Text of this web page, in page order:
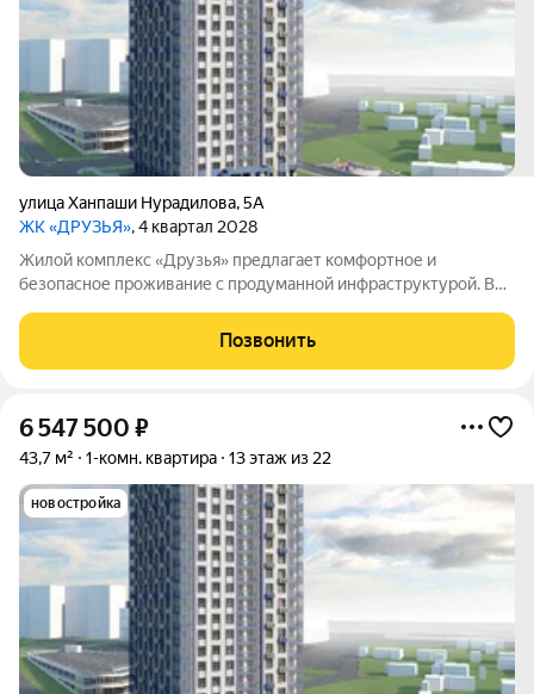
улица Ханпаши Нурадилова,5А
ЖК «ДРУЗЬЯ», 4 квартал 2028
Жилой комплекс «Друзья» предлагает комфортное и
безопасное проживание с продуманной инфраструктурой. Во
есть детские и спортивные площадки, а также велосипедные
дорожки. Сам дом оснащён
Позвонить
6 547 500 ₽
43,7 м² 1-комн. квартира 13 этаж из 22
новостройка